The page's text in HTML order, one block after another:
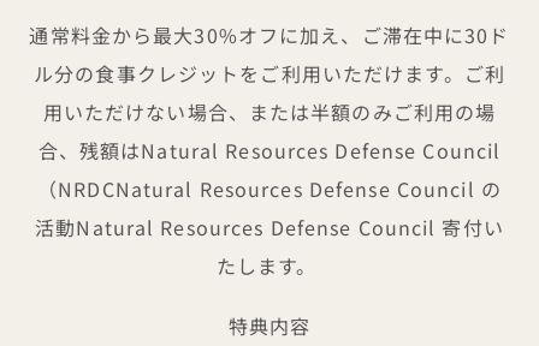
通常料金から最大30%オフに加え、ご滞在中に30ド
ル分の食事クレジットをご利用いただけます。ご利
用いただけない場合、または半額のみご利用の場
合、残額はNatural Resources Defense Council
（NRDCNatural Resources Defense Council の
活動Natural Resources Defense Council 寄付い
たします。
特典内容